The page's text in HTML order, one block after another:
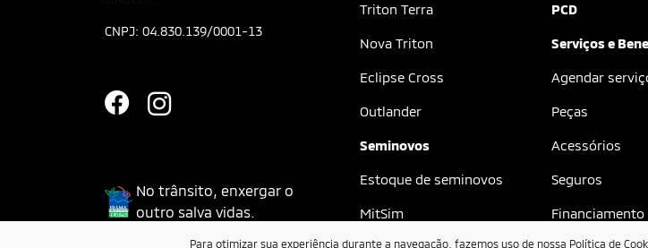
CNPJ: 04.830.139/0001-13
No trânsito, enxergar o
outro salva vidas.
Triton Terra
Nova Triton
Eclipse Cross
Outlander
Seminovos
Estoque de seminovos
MitSim
PCD
Serviços e
Agendar
Peças
Acessórios
Seguros
Financiamento
Para otimizar sua experiência durante a navegação, fazemos uso de nossa Política de